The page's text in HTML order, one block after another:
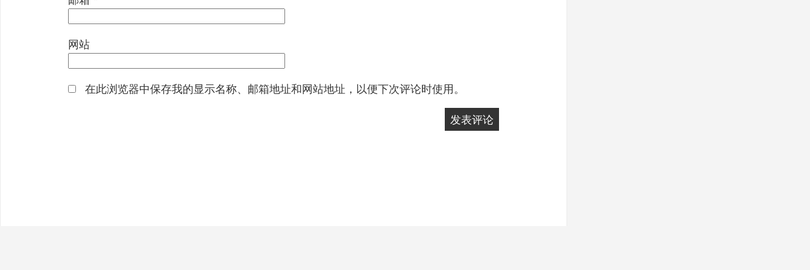
网站
在此浏览器中保存我的显示名称、邮箱地址和网站地址，以便下次评论时使用。